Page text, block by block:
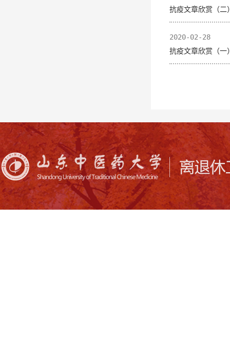
抗疫文章欣赏（二
2020-02-28
抗疫文章欣赏（一